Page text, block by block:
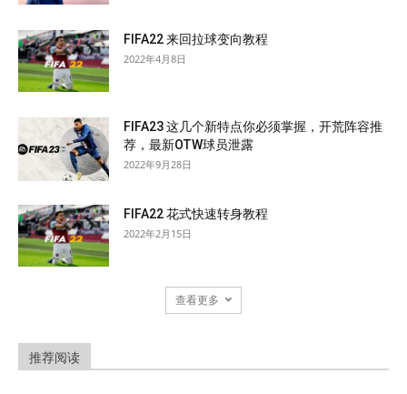
FIFA22 来回拉球变向教程
2022年4月8日
FIFA23 这几个新特点你必须掌握，开荒阵容推
荐，最新OTW球员泄露
2022年9月28日
FIFA22 花式快速转身教程
2022年2月15日
查看更多
推荐阅读